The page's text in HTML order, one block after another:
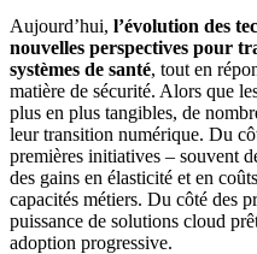
Aujourd’hui, l’évolution des
nouvelles perspectives pour
systèmes de santé, tout en
matière de sécurité. Alors que
plus en plus tangibles, de
leur transition numérique. Du
premières initiatives – souvent
des gains en élasticité et en
capacités métiers. Du côté des
puissance de solutions cloud
adoption progressive.